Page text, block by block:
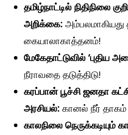
தமிழ்நாட்டில் நிதிநிலை
அறிக்கை:
கையாலாகாத்தனம்!
மேகேதாட்டுவில் ‘புதிய
நீராவதை தடுத்திடு!
கரப்பான் பூச்சி ஜனதா
அரசியல்: கானல் நீர் தாகம்
காலநிலை நெருக்கடியும்